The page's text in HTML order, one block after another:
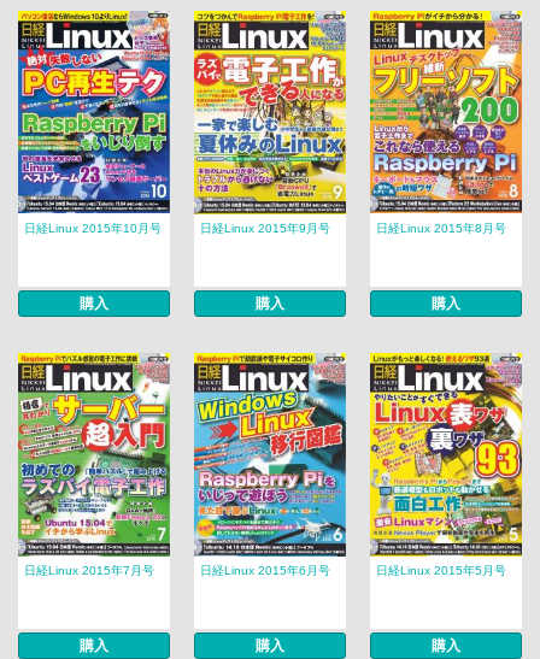
日経Linux 2015年10月号
購入
日経Linux 2015年9月号
購入
日経Linux 2015年8月号
購入
日経Linux 2015年7月号
購入
日経Linux 2015年6月号
購入
日経Linux 2015年5月号
購入